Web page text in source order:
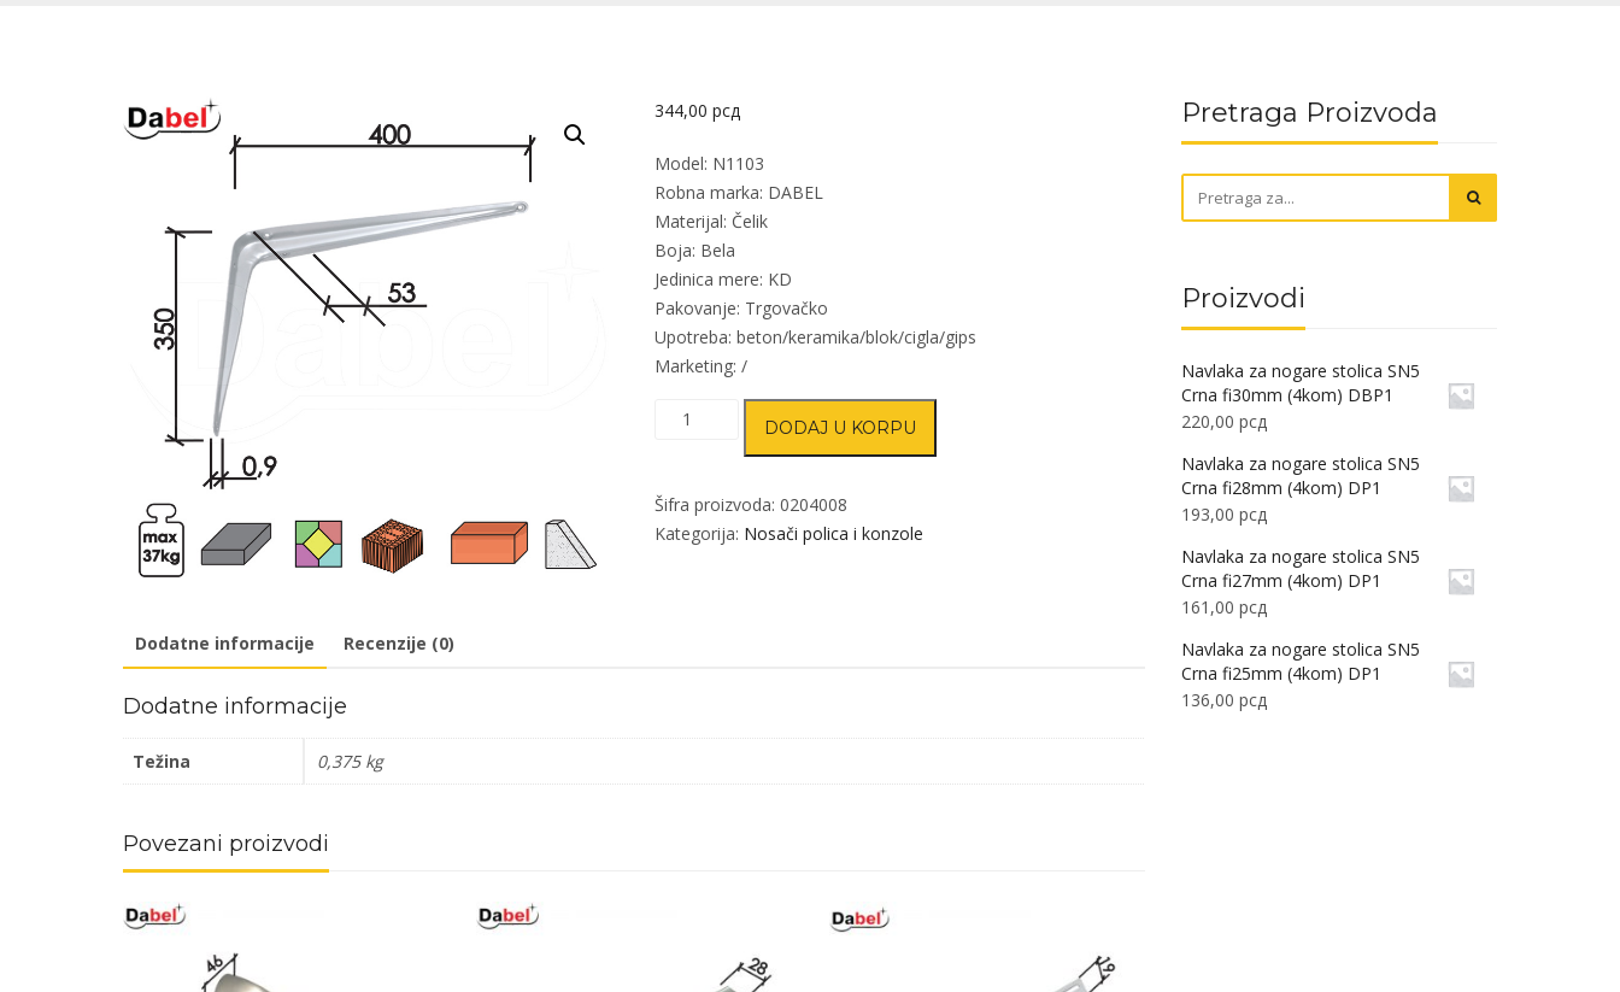
344,00 рсд
Model: N1103
Robna marka: DABEL
Materijal: Čelik
Boja: Bela
Jedinica mere: KD
Pakovanje: Trgovačko
Upotreba: beton/keramika/blok/cigla/gips
Marketing: /
Nosač
N1103
Bela
DODAJ U KORPU
Šifra proizvoda: 0204008
Kategorija: Nosači polica i konzole
Dodatne informacije Recenzije (0)
Dodatne informacije
Težina 0,375 kg
Povezani proizvodi
Pretraga Proizvoda
Proizvodi
Navlaka za nogare stolica SN5
Crna fi30mm (4kom) DBP1
220,00 рсд
Navlaka za nogare stolica SN5
Crna fi28mm (4kom) DP1
193,00 рсд
Navlaka za nogare stolica SN5
Crna fi27mm (4kom) DP1
161,00 рсд
Navlaka za nogare stolica SN5
Crna fi25mm (4kom) DP1
136,00 рсд